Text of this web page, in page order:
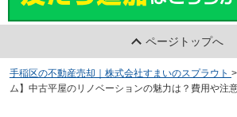
ページトップへ
手稲区の不動産売却｜株式会社すまいのスプラウト >
ム】中古平屋のリノベーションの魅力は？費用や注